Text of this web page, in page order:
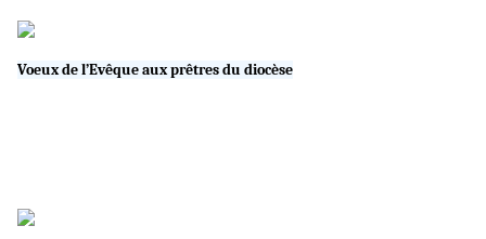
Voeux de l’Evêque aux prêtres du diocèse